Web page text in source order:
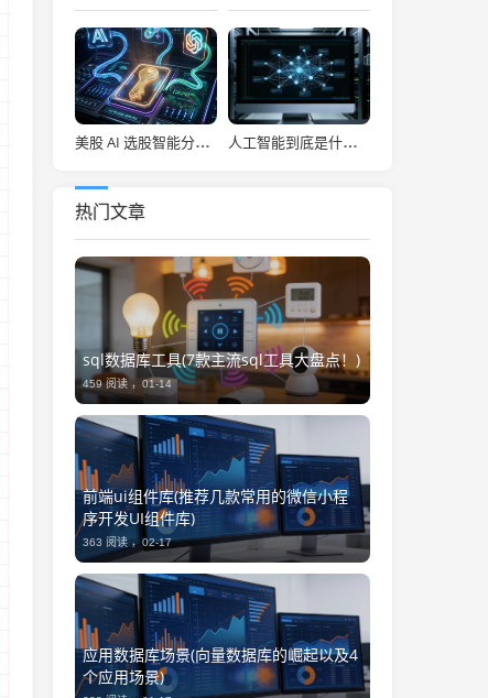
美股 AI 选股智能分析系统，每日决策仪表盘自动推送！ 人工智能到底是什么(“人工智能”该叫啥？)
热门文章
sql数据库工具(7款主流sql工具大盘点！)
459 阅读 ，01-14
前端ui组件库(推荐几款常用的微信小程
序开发UI组件库)
363 阅读 ，02-17
应用数据库场景(向量数据库的崛起以及4
个应用场景)